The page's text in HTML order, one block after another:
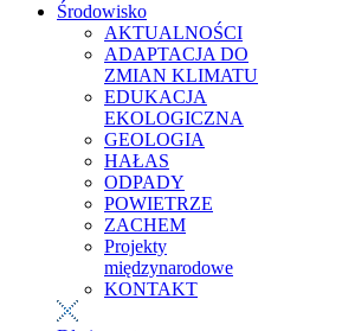
Środowisko
AKTUALNOŚCI
ADAPTACJA DO
ZMIAN KLIMATU
EDUKACJA
EKOLOGICZNA
GEOLOGIA
HAŁAS
ODPADY
POWIETRZE
ZACHEM
Projekty
międzynarodowe
KONTAKT